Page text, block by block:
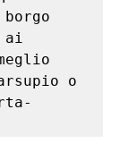
ai
o